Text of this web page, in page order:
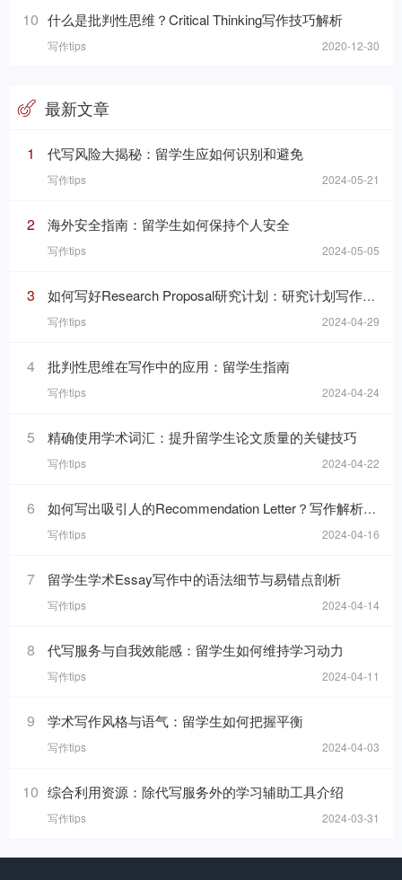
10 什么是批判性思维？Critical Thinking写作技巧解析
写作tips 2020-12-30
最新文章
1 代写风险大揭秘：留学生应如何识别和避免
写作tips 2024-05-21
2 海外安全指南：留学生如何保持个人安全
写作tips 2024-05-05
3 如何写好Research Proposal研究计划：研究计划写作的七个要素
写作tips 2024-04-29
4 批判性思维在写作中的应用：留学生指南
写作tips 2024-04-24
5 精确使用学术词汇：提升留学生论文质量的关键技巧
写作tips 2024-04-22
6 如何写出吸引人的Recommendation Letter？写作解析与技巧！
写作tips 2024-04-16
7 留学生学术Essay写作中的语法细节与易错点剖析
写作tips 2024-04-14
8 代写服务与自我效能感：留学生如何维持学习动力
写作tips 2024-04-11
9 学术写作风格与语气：留学生如何把握平衡
写作tips 2024-04-03
10 综合利用资源：除代写服务外的学习辅助工具介绍
写作tips 2024-03-31